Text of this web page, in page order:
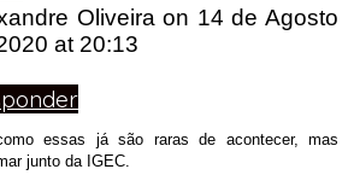
Oliveira on 14 de Agosto
at 20:13
essas já são raras de acontecer, mas
junto da IGEC.